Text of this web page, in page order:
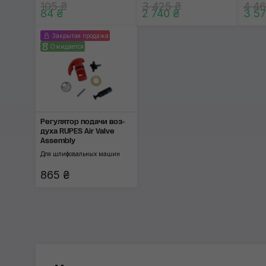
105 ₴
84 ₴
3 425 ₴
2 740 ₴
4
3
Закрытая продажа
Ожидается
Регулятор подачи воз­
духа RUPES Air Valve
Assembly
Для шлифовальных машин
865 ₴